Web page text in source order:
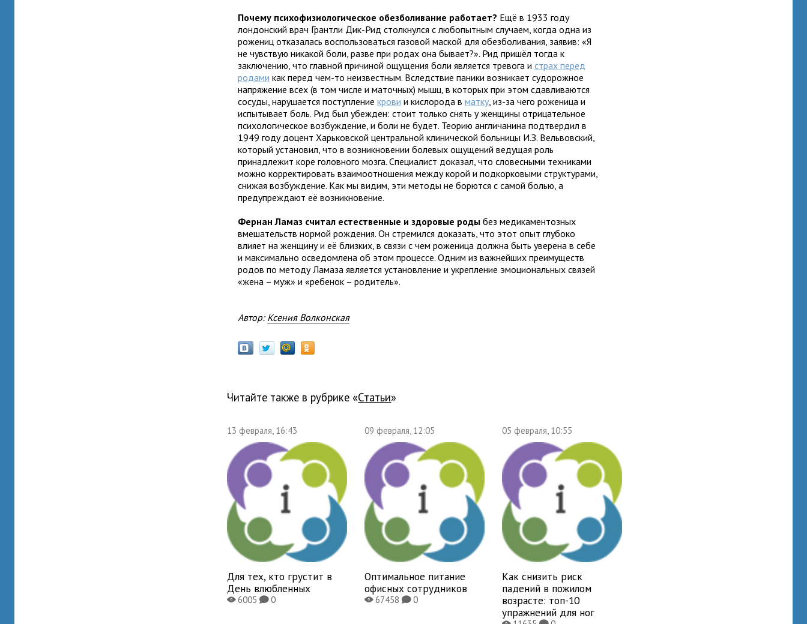
Почему психофизиологическое обезболивание работает? Ещё в 1933 году
лондонский врач Грантли Дик-Рид столкнулся с любопытным случаем, когда одна из
рожениц отказалась воспользоваться газовой маской для обезболивания, заявив: «Я
не чувствую никакой боли, разве при родах она бывает?». Рид пришёл тогда к
заключению, что главной причиной ощущения боли является тревога истрах перед
родами как перед чем-то неизвестным. Вследствие паники возникает судорожное
напряжение всех (в том числе и маточных) мышц, в которых при этом сдавливаются
сосуды, нарушается поступлениекрови и кислорода вматку, из-за чего роженица и
испытывает боль. Рид был убежден: стоит только снять у женщины отрицательное
психологическое возбуждение, и боли не будет. Теорию англичанина подтвердил в
1949 году доцент Харьковской центральной клинической больницы И.З. Вельвовский,
который установил, что в возникновении болевых ощущений ведущая роль
принадлежит коре головного мозга. Специалист доказал, что словесными техниками
можно корректировать взаимоотношения между корой и подкорковыми структурами,
снижая возбуждение. Как мы видим, эти методы не борются с самой болью, а
предупреждают её возникновение.
Фернан Ламаз считал естественные и здоровые роды без медикаментозных
вмешательств нормой рождения. Он стремился доказать, что этот опыт глубоко
влияет на женщину и её близких, в связи с чем роженица должна быть уверена в себе
и максимально осведомлена об этом процессе. Одним из важнейших преимуществ
родов по методу Ламаза является установление и укрепление эмоциональных связей
«жена – муж» и «ребенок – родитель».
Автор: Ксения Волконская
Читайте также в рубрике « Статьи»
13 февраля, 16:43
Для тех, кто грустит в
День влюбленных
X6005K0
09 февраля, 12:05
Оптимальное питание
офисных сотрудников
X67458K0
05 февраля, 10:55
Как снизить риск
падений в пожилом
возрасте: топ-10
упражнений для ног